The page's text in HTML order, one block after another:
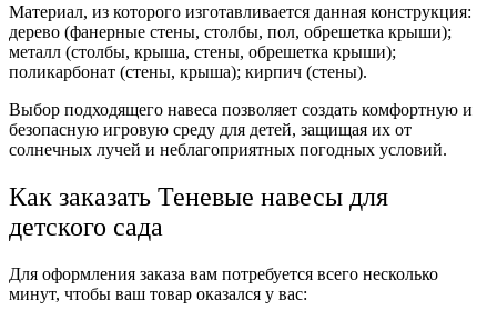
Материал, из которого изготавливается данная конструкция:
дерево (фанерные стены, столбы, пол, обрешетка крыши);
металл (столбы, крыша, стены, обрешетка крыши);
поликарбонат (стены, крыша); кирпич (стены).
Выбор подходящего навеса позволяет создать комфортную и
безопасную игровую среду для детей, защищая их от
солнечных лучей и неблагоприятных погодных условий.
Как заказать Теневые навесы для
детского сада
Для оформления заказа вам потребуется всего несколько
минут, чтобы ваш товар оказался у вас: